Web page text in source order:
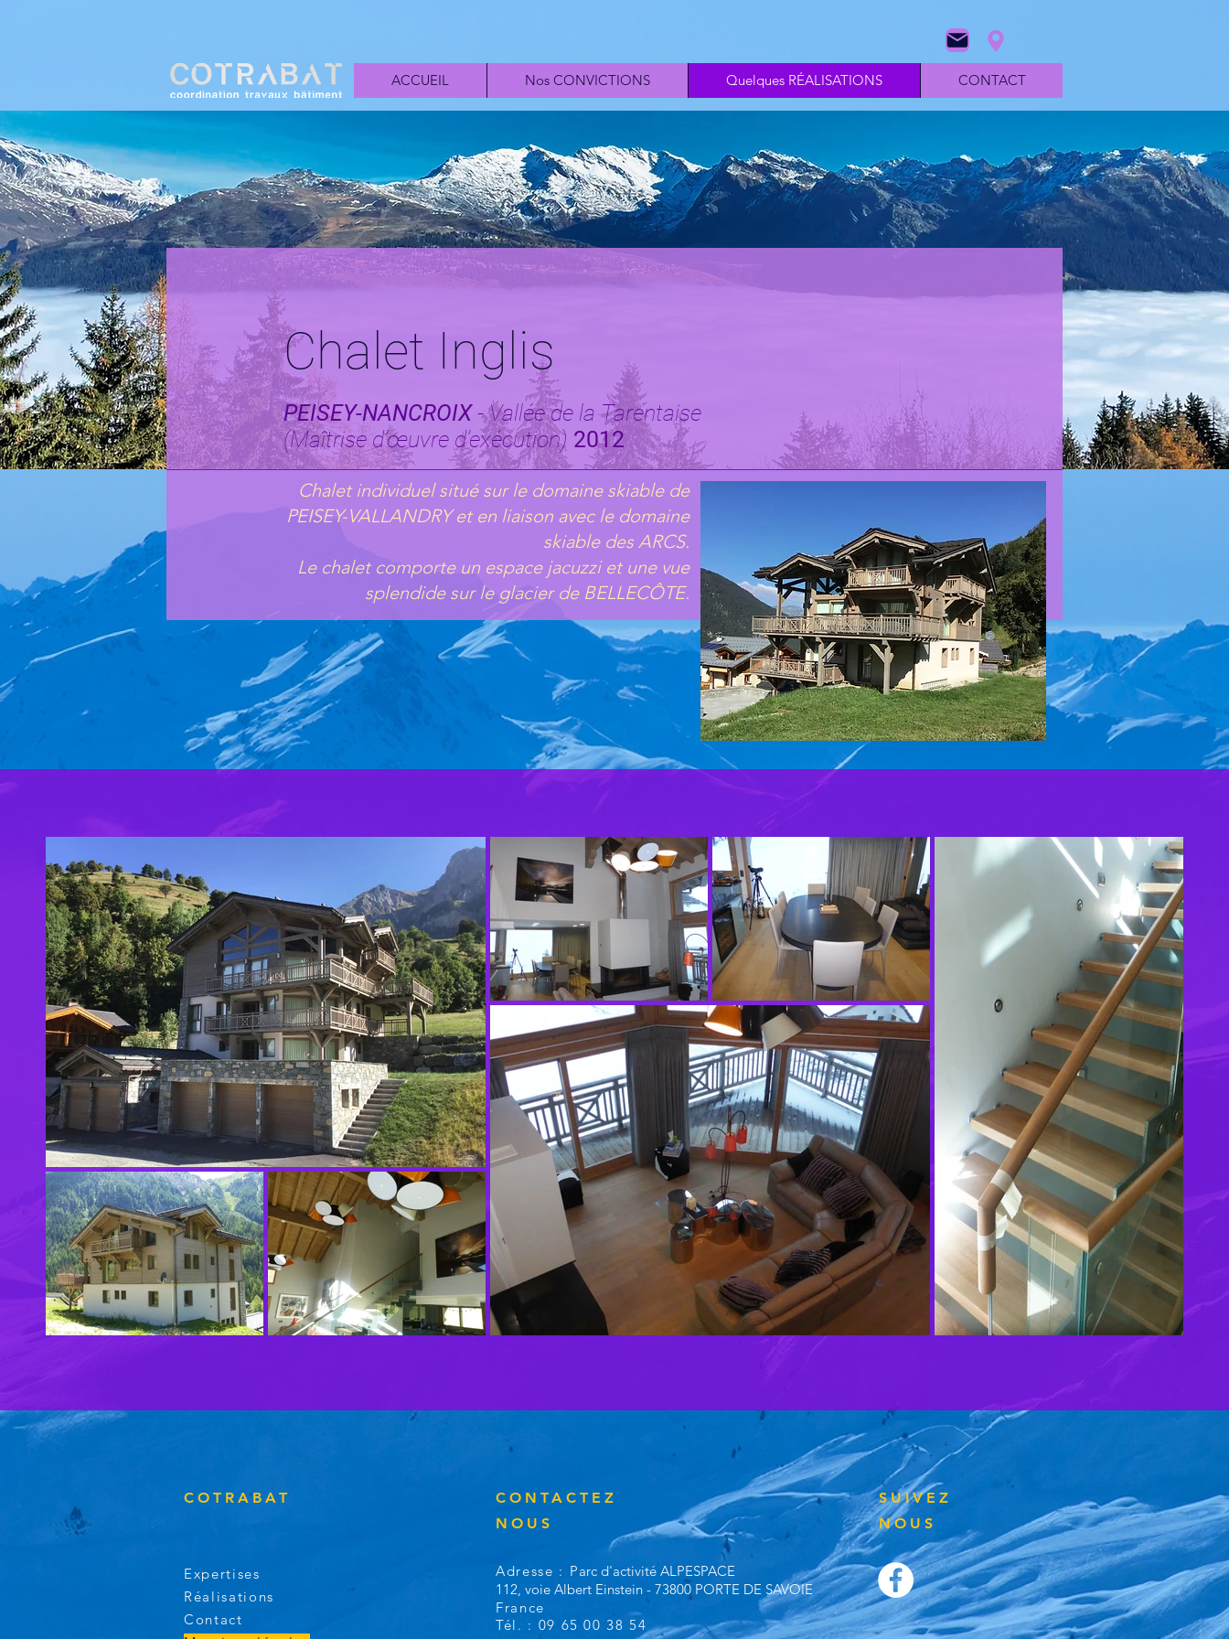
ACCUEIL Nos CONVICTIONS Quelques RÉALISATIONS CONTACT
Chalet Inglis
PEISEY-NANCROIX- Vallée de la Tarentaise
(Maîtrise d’œuvre d’exécution) 2012
Chalet individuel situé sur le domaine skiable de
PEISEY-VALLANDRY et en liaison avec le domaine
skiable des ARCS.
Le chalet comporte un espace jacuzzi et une vue
splendide sur le glacier de BELLECÔTE.
COTRABAT
Expertises
Réalisations
Contact
CONTACTEZ
NOUS
Adresse : Parc d'activité ALPESPACE
112, voie Albert Einstein - 73800 PORTE DE SAVOIE
France
Tél. : 09 65 00 38 54
SUIVEZ
NOUS